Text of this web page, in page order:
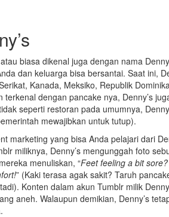
atau biasa dikenal juga dengan nama
dan keluarga bisa bersantai. Saat ini,
Kanada, Meksiko, Republik
terkenal dengan pancake nya, Denny’s
seperti restoran pada umumnya,
mewajibkan untuk tutup).
marketing yang bisa Anda pelajari dari
miliknya, Denny’s mengunggah foto
menuliskan, “Feet feeling a bit
” (Kaki terasa agak sakit? Taruh
Konten dalam akun Tumblr milik
aneh. Walaupun demikian, Denny’s